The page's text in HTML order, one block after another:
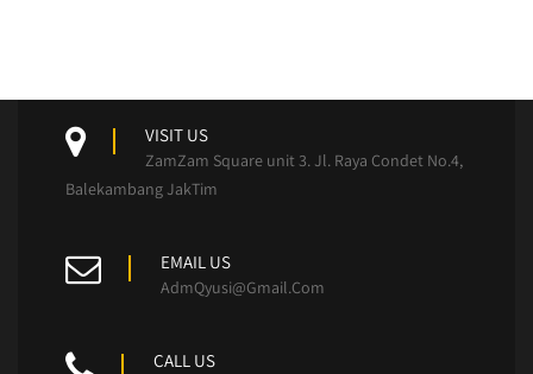
VISIT US
ZamZam Square unit 3. Jl. Raya Condet No.4,
Balekambang JakTim
EMAIL US
AdmQyusi@Gmail.Com
CALL US